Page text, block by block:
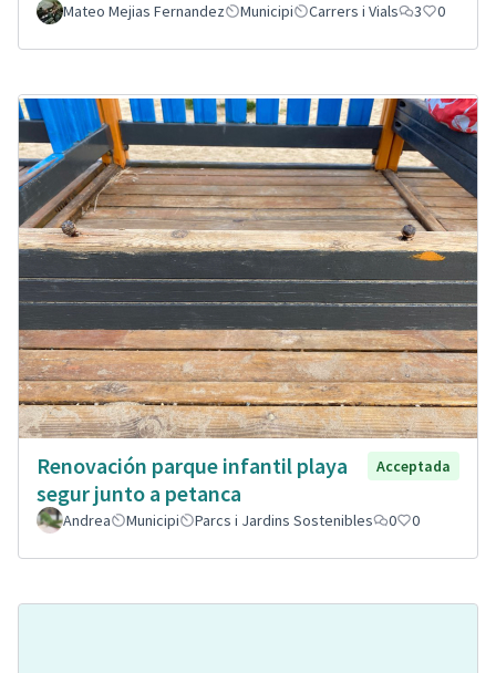
Mateo Mejias Fernandez Municipi Carrers i Vials 3 0
Renovación parque infantil playa
segur junto a petanca
Acceptada
Andrea Municipi Parcs i Jardins Sostenibles 0 0